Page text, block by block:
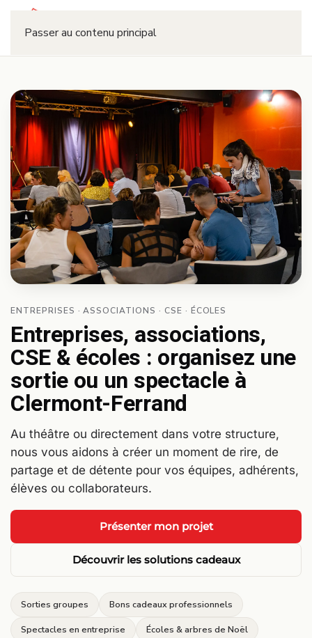
Passer au contenu principal
ENTREPRISES · ASSOCIATIONS · CSE · ÉCOLES
Entreprises, associations,
CSE & écoles : organisez une
sortie ou un spectacle à
Clermont-Ferrand
Au théâtre ou directement dans votre structure,
nous vous aidons à créer un moment de rire, de
partage et de détente pour vos équipes, adhérents,
élèves ou collaborateurs.
Présenter mon projet
Découvrir les solutions cadeaux
Sorties groupes Bons cadeaux professionnels
Spectacles en entreprise Écoles & arbres de Noël